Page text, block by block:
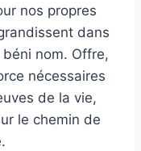
nos propres
dans
nom. Offre,
nécessaires
de la vie,
le chemin de